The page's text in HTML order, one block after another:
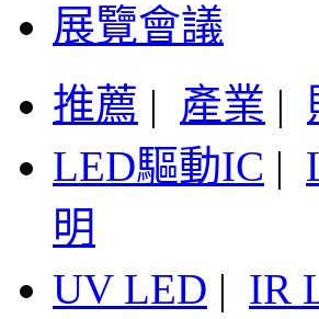
展覽會議
推薦 | 產業 |
LED驅動IC |
明
UV LED | IR